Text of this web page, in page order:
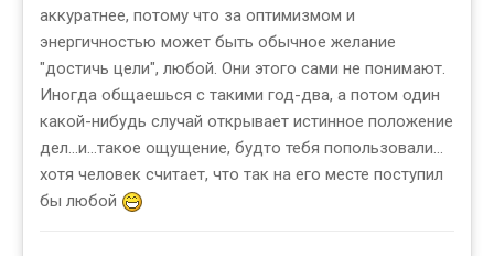
аккуратнее, потому что за оптимизмом и
энергичностью может быть обычное желание
"достичь цели", любой. Они этого сами не понимают.
Иногда общаешься с такими год-два, а потом один
какой-нибудь случай открывает истинное положение
дел...и...такое ощущение, будто тебя попользовали...
хотя человек считает, что так на его месте поступил
бы любой